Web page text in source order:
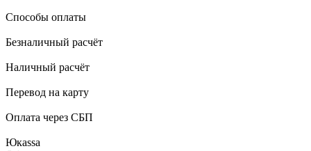
Способы оплаты
Безналичный расчёт
Наличный расчёт
Перевод на карту
Оплата через СБП
Юкаssа